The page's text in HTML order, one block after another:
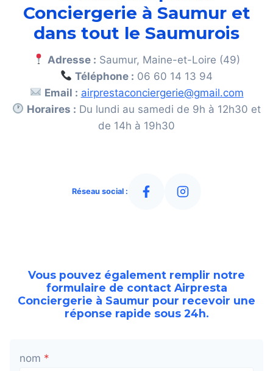
Conciergerie à Saumur et
dans tout le Saumurois
Adresse : Saumur, Maine-et-Loire (49)
Téléphone : 06 60 14 13 94
Email : airprestaconciergerie@gmail.com
Horaires : Du lundi au samedi de 9h à 12h30 et
de 14h à 19h30
Réseau social :
Vous pouvez également remplir notre
formulaire de contactAirpresta
Conciergerie à Saumur pour recevoir une
réponse rapide sous 24h.
nom *